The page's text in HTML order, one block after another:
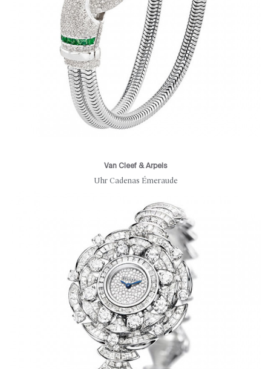
Van Cleef & Arpels
Uhr Cadenas Émeraude